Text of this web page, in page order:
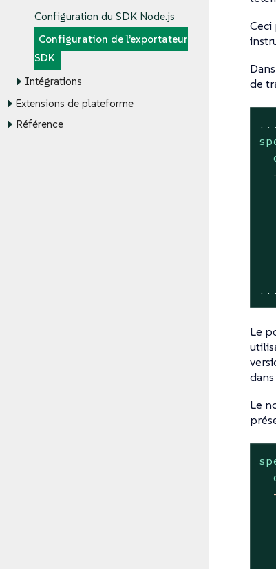
Configuration du SDK Node.js
Configuration de l’exportateur
SDK
Intégrations
Extensions de plateforme
Référence
Ceci
de
...
...
Le
Le